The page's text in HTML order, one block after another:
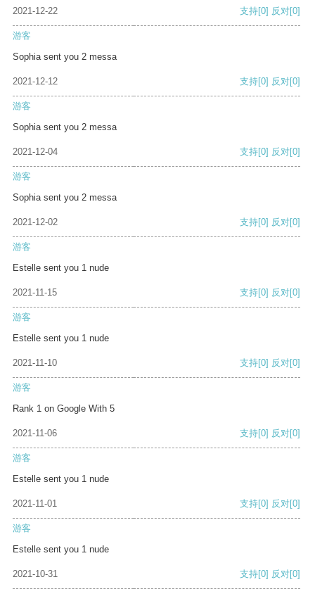
2021-12-22 支持[0] 反对[0]
游客
Sophia sent you 2 messa
2021-12-12 支持[0] 反对[0]
游客
Sophia sent you 2 messa
2021-12-04 支持[0] 反对[0]
游客
Sophia sent you 2 messa
2021-12-02 支持[0] 反对[0]
游客
Estelle sent you 1 nude
2021-11-15 支持[0] 反对[0]
游客
Estelle sent you 1 nude
2021-11-10 支持[0] 反对[0]
游客
Rank 1 on Google With 5
2021-11-06 支持[0] 反对[0]
游客
Estelle sent you 1 nude
2021-11-01 支持[0] 反对[0]
游客
Estelle sent you 1 nude
2021-10-31 支持[0] 反对[0]